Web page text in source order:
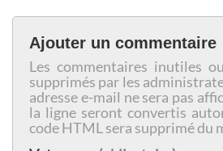
Ajouter un commentaire
Les commentaires inutiles
supprimés par les
adresse e-mail ne sera pas
la ligne seront convertis
code HTML sera supprimé du